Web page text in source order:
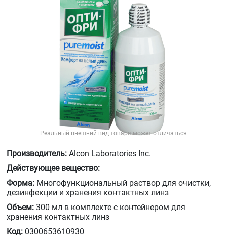
Реальный внешний вид товара может отличаться
Производитель: Alcon Laboratories Inc.
Действующее вещество:
Форма: Многофункциональный раствор для очистки,
дезинфекции и хранения контактных линз
Объем: 300 мл в комплекте с контейнером для
хранения контактных линз
Код: 0300653610930